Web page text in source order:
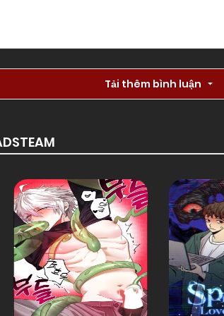
Chapter 4
Chapter 0.1
Tải thêm bình luận